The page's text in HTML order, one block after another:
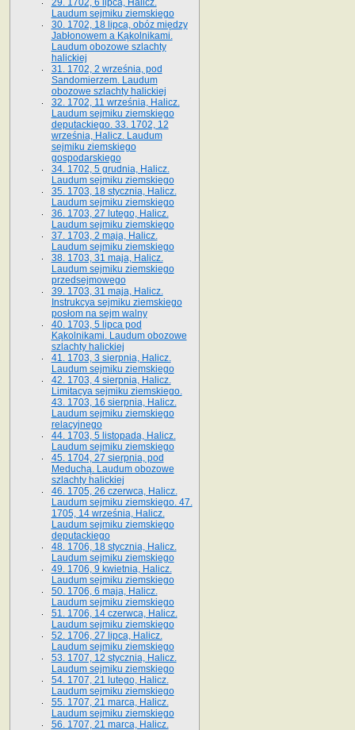
29. 1702, 6 lipca, Halicz.
Laudum sejmiku ziemskiego
30. 1702, 18 lipca, obóz między
Jabłonowem a Kąkolnikami.
Laudum obozowe szlachty
halickiej
31. 1702, 2 września, pod
Sandomierzem. Laudum
obozowe szlachty halickiej
32. 1702, 11 września, Halicz.
Laudum sejmiku ziemskiego
deputackiego. 33. 1702, 12
września, Halicz. Laudum
sejmiku ziemskiego
gospodarskiego
34. 1702, 5 grudnia, Halicz.
Laudum sejmiku ziemskiego
35. 1703, 18 stycznia, Halicz.
Laudum sejmiku ziemskiego
36. 1703, 27 lutego, Halicz.
Laudum sejmiku ziemskiego
37. 1703, 2 maja, Halicz.
Laudum sejmiku ziemskiego
38. 1703, 31 maja, Halicz.
Laudum sejmiku ziemskiego
przedsejmowego
39. 1703, 31 maja, Halicz.
Instrukcya sejmiku ziemskiego
posłom na sejm walny
40. 1703, 5 lipca pod
Kąkolnikami. Laudum obozowe
szlachty halickiej
41­. 1703, 3 sierpnia, Halicz.
Laudum sejmiku ziemskiego
42. 1703, 4 sierpnia, Halicz.
Limitacya sejmiku ziemskiego.
43. 1703, 16 sierpnia, Halicz.
Laudum sejmiku ziemskiego
relacyjnego
44. 1703, 5 listopada, Halicz.
Laudum sejmiku ziemskiego
45. 1704, 27 sierpnia, pod
Meduchą. Laudum obozowe
szlachty halickiej
46. 1705, 26 czerwca, Halicz.
Laudum sejmiku ziemskiego. 47.
1705, 14 września, Halicz.
Laudum sejmiku ziemskiego
deputackiego
48. 1706, 18 stycznia, Halicz.
Laudum sejmiku ziemskiego
49. 1706, 9 kwietnia, Halicz.
Laudum sejmiku ziemskiego
50. 1706, 6 maja, Halicz.
Laudum sejmiku ziemskiego
51. 1706, 14 czerwca, Halicz.
Laudum sejmiku ziemskiego
52. 1706, 27 lipca, Halicz.
Laudum sejmiku ziemskiego
53. 1707, 12 stycznia, Halicz.
Laudum sejmiku ziemskiego
54. 1707, 21 lutego, Halicz.
Laudum sejmiku ziemskiego
55. 1707, 21 marca, Halicz.
Laudum sejmiku ziemskiego
56. 1707, 21 marca, Halicz.